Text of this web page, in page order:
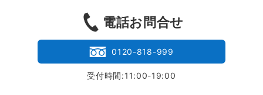
電話お問合せ
0120-818-999
受付時間:11:00-19:00